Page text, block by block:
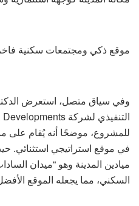
موقع ذكي ومجتمعات سكنية
وفي سياق متصل، استعرض
في موقع استراتيجي استثنائي.
ميادين المدينة وهو “ميدان
السكني، مما يجعله الموقع